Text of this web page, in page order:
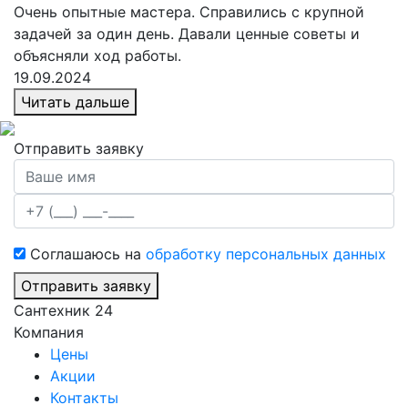
Очень опытные мастера. Справились с крупной
задачей за один день. Давали ценные советы и
объясняли ход работы.
19.09.2024
Читать дальше
Отправить заявку
Соглашаюсь на обработку персональных данных
Отправить заявку
Сантехник 24
Компания
Цены
Акции
Контакты